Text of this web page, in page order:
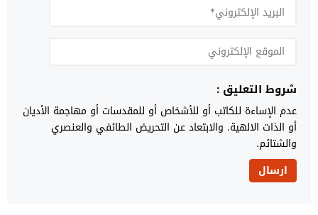
شروط التعليق :
عدم الإساءة للكاتب أو للأشخاص أو للمقدسات أو مهاجمة الأديان
أو الذات الالهية. والابتعاد عن التحريض الطائفي والعنصري
والشتائم.